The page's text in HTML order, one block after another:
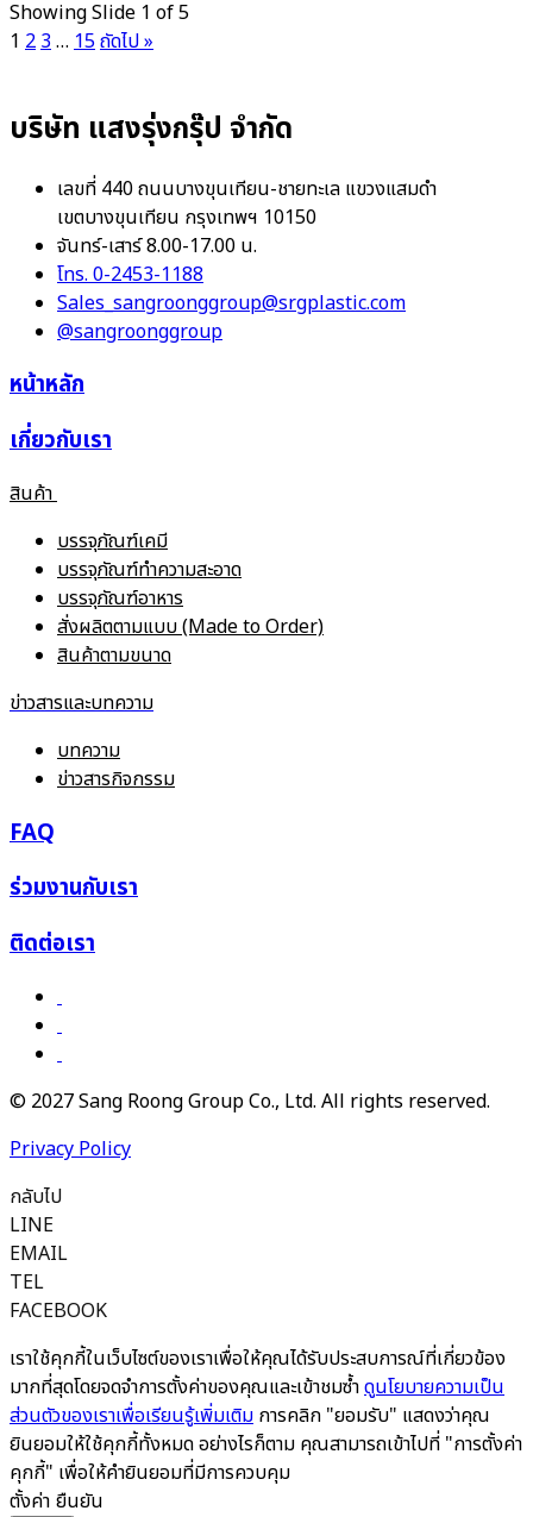
Showing Slide 1 of 5
1 23… 15ถัดไป »
บริษัท แสงรุ่งกรุ๊ป จำกัด
เลขที่ 440 ถนนบางขุนเทียน-ชายทะเล แขวงแสมดำ
เขตบางขุนเทียน กรุงเทพฯ 10150
จันทร์-เสาร์ 8.00-17.00 น.
โทร. 0-2453-1188
Sales_sangroonggroup@srgplastic.com
@sangroonggroup
หน้าหลัก
เกี่ยวกับเรา
สินค้า
บรรจุภัณฑ์เคมี
บรรจุภัณฑ์ทำความสะอาด
บรรจุภัณฑ์อาหาร
สั่งผลิตตามแบบ (Made to Order)
สินค้าตามขนาด
ข่าวสารและบทความ
บทความ
ข่าวสารกิจกรรม
FAQ
ร่วมงานกับเรา
ติดต่อเรา
© 2027 Sang Roong Group Co., Ltd. All rights reserved.
Privacy Policy
กลับไป
LINE
EMAIL
TEL
FACEBOOK
เราใช้คุกกี้ในเว็บไซต์ของเราเพื่อให้คุณได้รับประสบการณ์ที่เกี่ยวข้อง
มากที่สุดโดยจดจำการตั้งค่าของคุณและเข้าชมซ้ำดูนโยบายความเป็น
ส่วนตัวของเราเพื่อเรียนรู้เพิ่มเติม การคลิก "ยอมรับ" แสดงว่าคุณ
ยินยอมให้ใช้คุกกี้ทั้งหมด อย่างไรก็ตาม คุณสามารถเข้าไปที่ "การตั้งค่า
คุกกี้" เพื่อให้คำยินยอมที่มีการควบคุม
ตั้งค่า ยืนยัน